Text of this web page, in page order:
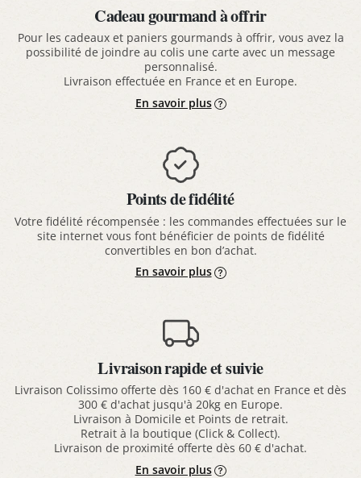
Cadeau gourmand à offrir
Pour les cadeaux et paniers gourmands à offrir, vous avez la
possibilité de joindre au colis une carte avec un message
personnalisé.
Livraison effectuée en France et en Europe.
En savoir plus
Points de fidélité
Votre fidélité récompensée : les commandes effectuées sur le
site internet vous font bénéficier de points de fidélité
convertibles en bon d’achat.
En savoir plus
Livraison rapide et suivie
Livraison Colissimo offerte dès 160 € d'achat en France et dès
300 € d'achat jusqu'à 20kg en Europe.
Livraison à Domicile et Points de retrait.
Retrait à la boutique (Click & Collect).
Livraison de proximité offerte dès 60 € d'achat.
En savoir plus